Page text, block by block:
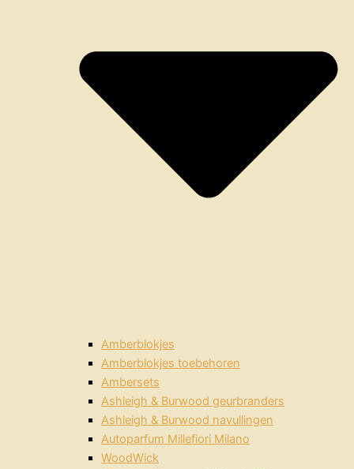
Amberblokjes
Amberblokjes toebehoren
Ambersets
Ashleigh & Burwood geurbranders
Ashleigh & Burwood navullingen
Autoparfum Millefiori Milano
WoodWick